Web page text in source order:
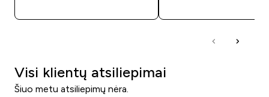
Visi klientų atsiliepimai
Šiuo metu atsiliepimų nėra.